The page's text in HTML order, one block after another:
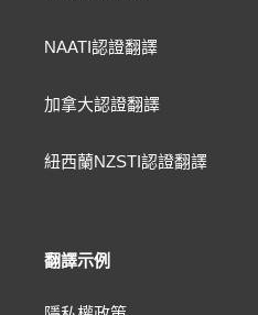
NAATI認證翻譯
加拿大認證翻譯
紐西蘭NZSTI認證翻譯
翻譯示例